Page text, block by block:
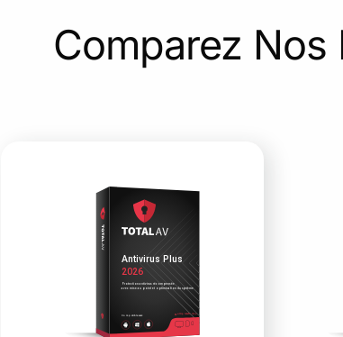
Comparez Nos
2026
Protection antivirus récompensée
avec mise au point et optimisation du système
Compatible avec Multiplateforme
Antivirus Plus